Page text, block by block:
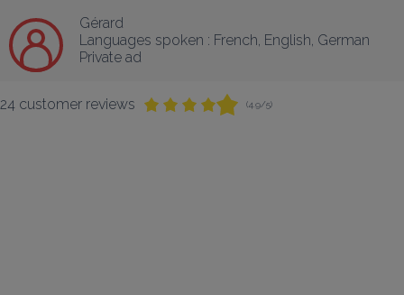
Gérard
Languages spoken : French, English, German
Private ad
24 customer reviews (4.9/5)